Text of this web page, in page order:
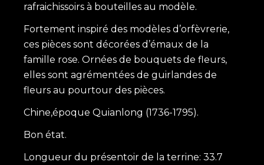
rafraichissoirs à bouteilles au modèle.
Fortement inspiré des modèles d’orfèvrerie,
ces pièces sont décorées d’émaux de la
famille rose. Ornées de bouquets de fleurs,
elles sont agrémentées de guirlandes de
fleurs au pourtour des pièces.
Chine,époque Quianlong (1736-1795).
Bon état.
Longueur du présentoir de la terrine: 33.7